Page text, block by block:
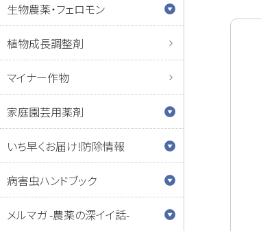
生物農薬・フェロモン
植物成長調整剤
マイナー作物
家庭園芸用薬剤
いち早くお届け!防除情報
病害虫ハンドブック
メルマガ -農薬の深イイ話-